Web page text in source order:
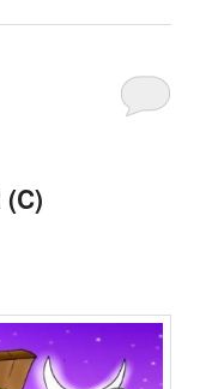
(C)